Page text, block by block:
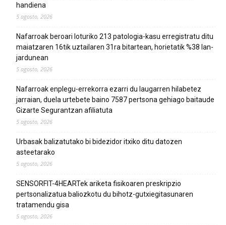
handiena
5 agosto, 2026
Nafarroak beroari loturiko 213 patologia-kasu erregistratu ditu
maiatzaren 16tik uztailaren 31ra bitartean, horietatik %38 lan-
jardunean
5 agosto, 2026
Nafarroak enplegu-errekorra ezarri du laugarren hilabetez
jarraian, duela urtebete baino 7587 pertsona gehiago baitaude
Gizarte Segurantzan afiliatuta
5 agosto, 2026
Urbasak balizatutako bi bidezidor itxiko ditu datozen
asteetarako
5 agosto, 2026
SENSORFIT-4HEARTek ariketa fisikoaren preskripzio
pertsonalizatua baliozkotu du bihotz-gutxiegitasunaren
tratamendu gisa
5 agosto, 2026